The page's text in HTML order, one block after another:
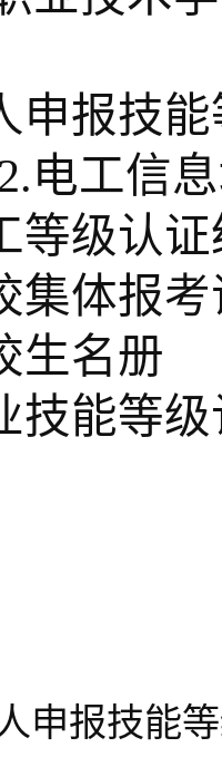
申报技
电工信
等级认
集体报
生名册
技能等
申报技能